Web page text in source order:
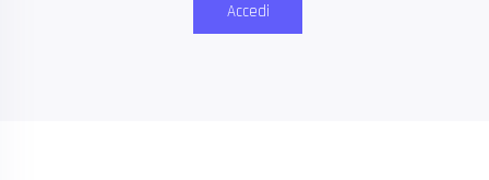
Accedi